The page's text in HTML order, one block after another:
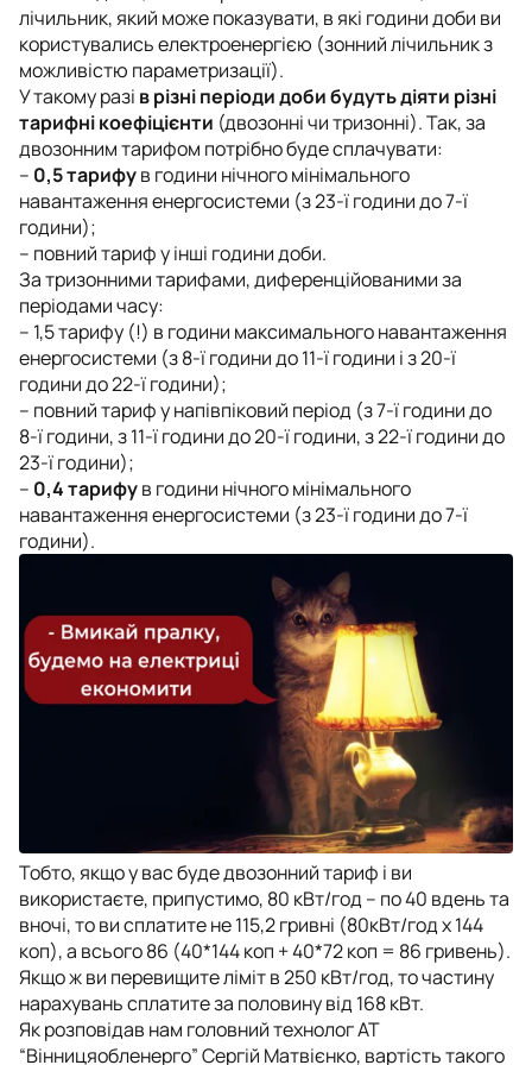
лічильник, який може показувати, в які години доби ви
користувались електроенергією (зонний лічильник з
можливістю параметризації).
У такому разі в різні періоди доби будуть діяти різні
тарифні коефіцієнти (двозонні чи тризонні). Так, за
двозонним тарифом потрібно буде сплачувати:
– 0,5 тарифув години нічного мінімального
навантаження енергосистеми (з 23-ї години до 7-ї
години);
– повний тариф у інші години доби.
За тризонними тарифами, диференційованими за
періодами часу:
– 1,5 тарифу (!) в години максимального навантаження
енергосистеми (з 8-ї години до 11-ї години і з 20-ї
години до 22-ї години);
– повний тариф у напівпіковий період (з 7-ї години до
8-ї години, з 11-ї години до 20-ї години, з 22-ї години до
23-ї години);
– 0,4 тарифув години нічного мінімального
навантаження енергосистеми (з 23-ї години до 7-ї
години).
Тобто, якщо у вас буде двозонний тариф і ви
використаєте, припустимо, 80 кВт/год – по 40 вдень та
вночі, то ви сплатите не 115,2 гривні (80кВт/год х 144
коп), а всього 86 (40*144 коп + 40*72 коп = 86 гривень).
Якщо ж ви перевищите ліміт в 250 кВт/год, то частину
нарахувань сплатите за половину від 168 кВт.
Як розповідав нам головний технолог АТ
“Вінницяобленерго” Сергій Матвієнко, вартість такого